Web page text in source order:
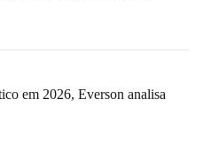
em 2026, Everson analisa